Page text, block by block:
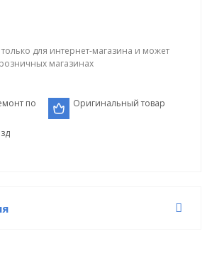
для интернет-магазина и может
магазинах
по
Оригинальный товар